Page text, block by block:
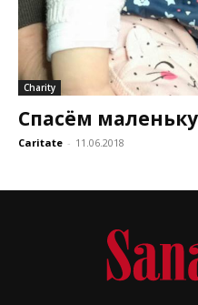
Charity
Спасём
Caritate - 11.06.2018